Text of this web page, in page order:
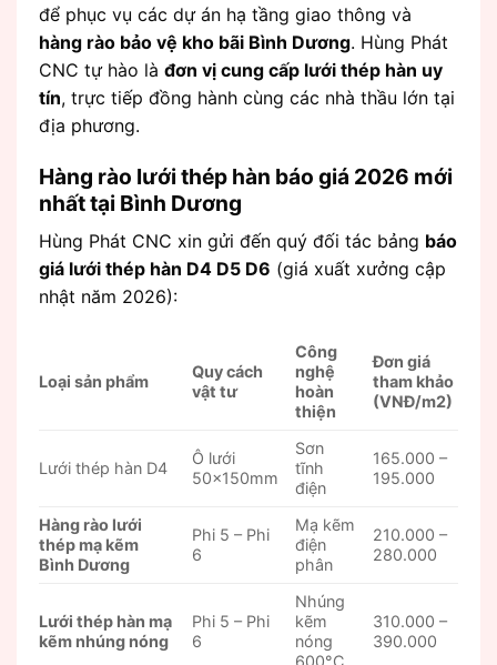
để phục vụ các dự án hạ tầng giao thông và
hàng rào bảo vệ kho bãi Bình Dương. Hùng Phát
CNC tự hào là đơn vị cung cấp lưới thép hàn uy
tín, trực tiếp đồng hành cùng các nhà thầu lớn tại
địa phương.
Hàng rào lưới thép hàn báo giá 2026 mới
nhất tại Bình Dương
Hùng Phát CNC xin gửi đến quý đối tác bảng báo
giá lưới thép hàn D4 D5 D6 (giá xuất xưởng cập
nhật năm 2026):
Loại sản phẩm
Quy cách
vật tư
Công
nghệ
hoàn
thiện
Đơn giá
tham khảo
(VNĐ/m2)
Lưới thép hàn D4
Ô lưới
50x150mm
Sơn
tĩnh
điện
165.000 –
195.000
Hàng rào lưới
thép mạ kẽm
Bình Dương
Phi 5 – Phi
6
Mạ kẽm
điện
phân
210.000 –
280.000
Lưới thép hàn mạ
kẽm nhúng nóng
Phi 5 – Phi
6
Nhúng
kẽm
nóng
600°C
310.000 –
390.000